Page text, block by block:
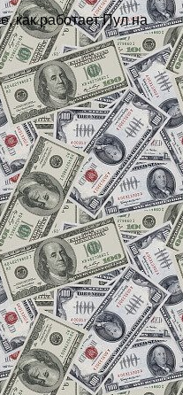
как работает Пул на